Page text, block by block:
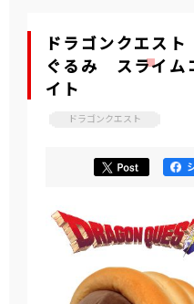
ドラゴンクエス
ぐるみ スライム
イト
ドラゴンクエスト